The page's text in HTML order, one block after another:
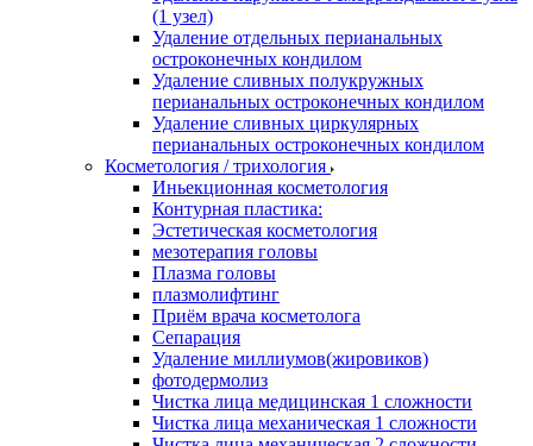
(1 узел)
Удаление отдельных перианальных
остроконечных кондилом
Удаление сливных полукружных
перианальных остроконечных кондилом
Удаление сливных циркулярных
перианальных остроконечных кондилом
Косметология / трихология
Иньекционная косметология
Контурная пластика:
Эстетическая косметология
мезотерапия головы
Плазма головы
плазмолифтинг
Приём врача косметолога
Сепарация
Удаление миллиумов(жировиков)
фотодермолиз
Чистка лица медицинская 1 сложности
Чистка лица механическая 1 сложности